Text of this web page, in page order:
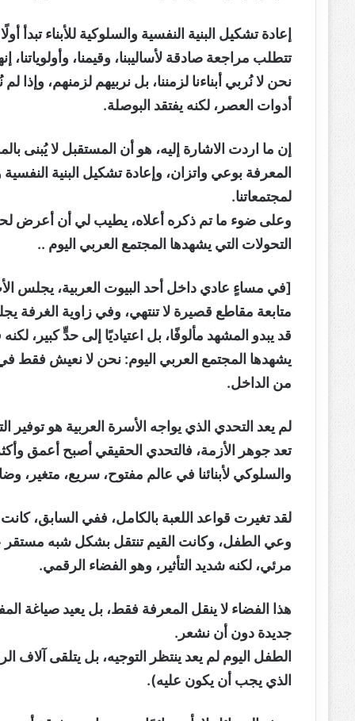
إعادة تشكيل البنية النفسية والسلوكية للأبناء
تتطلب مراجعة صادقة لأساليبنا، وقيمنا،
نحن لا نُربي أبناءنا لزمننا، بل نربيهم لزمنهم،
أدوات العصر، لكنه يفتقد البوصلة.
إن ما اردت الاشارة إليه، هو أن المستقبل لا يُبنى
المعرفة بوعي واتزان، وإعادة تشكيل البنية النفسية
لمجتمعاتنا.
وعلى ضوء ما تم ذكره أعلاه، يطيب لي أن أعرض
التحولات التي يشهدها المجتمع العربي اليوم ..
[في مساءٍ عادي داخل أحد البيوت العربية، يجلس
متابعة مقاطع قصيرة لا تنتهي، وفي زاوية
قد يبدو المشهد مألوفًا، بل اعتياديًا إلى حدٍّ كبير،
يشهدها المجتمع العربي اليوم: نحن لا نعيش فقط
من الداخل.
لم يعد التحدي الذي يواجه الأسرة العربية هو توفير
تعد جوهر الأزمة، فالتحدي الحقيقي أصبح أعمق
والسلوكي لأبنائنا في عالم مفتوح، سريع،
لقد تغيرت قواعد اللعبة بالكامل، ففي السابق،
وعي الطفل، وكانت القيم تنتقل بشكل شبه مستقر
مرئي، لكنه شديد التأثير، وهو الفضاء الرقمي.
هذا الفضاء لا ينقل المعرفة فقط، بل يعيد صياغة
جديدة دون أن نشعر.
الطفل اليوم لم يعد ينتظر التوجيه، بل يتلقى
الذي يجب أن يكون عليه).